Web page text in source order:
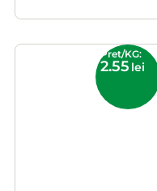
Pret/KG:
2.55 lei